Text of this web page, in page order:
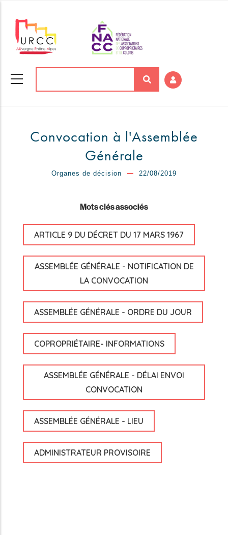
contenu
principal
Convocation à l'Assemblée
Générale
Organes de décision 22/08/2019
Mots clés associés
ARTICLE 9 DU DÉCRET DU 17 MARS 1967
ASSEMBLÉE GÉNÉRALE - NOTIFICATION DE
LA CONVOCATION
ASSEMBLÉE GÉNÉRALE - ORDRE DU JOUR
COPROPRIÉTAIRE- INFORMATIONS
ASSEMBLÉE GÉNÉRALE - DÉLAI ENVOI
CONVOCATION
ASSEMBLÉE GÉNÉRALE - LIEU
ADMINISTRATEUR PROVISOIRE